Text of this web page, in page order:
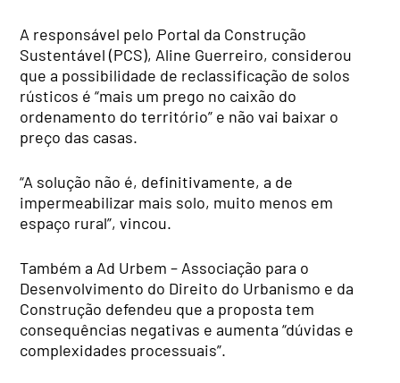
A responsável pelo Portal da Construção
Sustentável (PCS), Aline Guerreiro, considerou
que a possibilidade de reclassificação de solos
rústicos é “mais um prego no caixão do
ordenamento do território” e não vai baixar o
preço das casas.
“A solução não é, definitivamente, a de
impermeabilizar mais solo, muito menos em
espaço rural”, vincou.
Também a Ad Urbem – Associação para o
Desenvolvimento do Direito do Urbanismo e da
Construção defendeu que a proposta tem
consequências negativas e aumenta “dúvidas e
complexidades processuais”.